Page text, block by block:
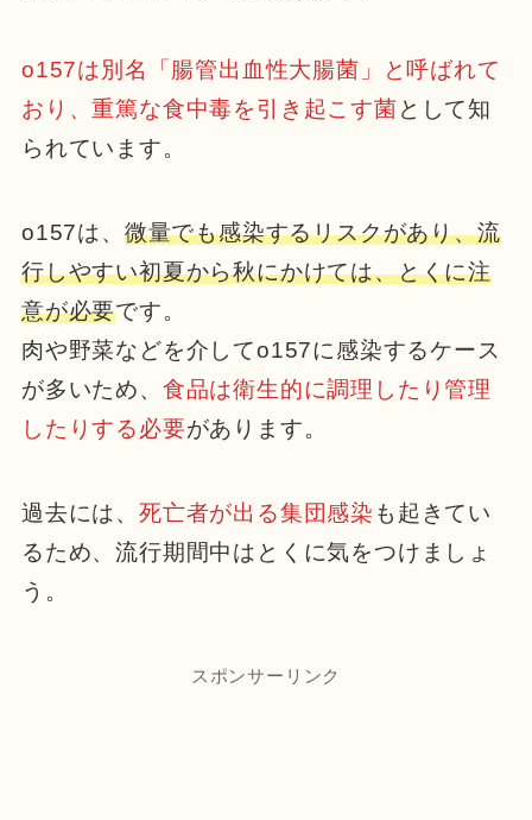
o157は別名「腸管出血性大腸菌」と呼ばれて
おり、重篤な食中毒を引き起こす菌として知
られています。
o157は、 微量でも感染するリスクがあり、流
行しやすい初夏から秋にかけては、とくに注
意が必要です。
肉や野菜などを介してo157に感染するケース
が多いため、 食品は衛生的に調理したり管理
したりする必要があります。
過去には、 死亡者が出る集団感染 も起きてい
るため、流行期間中はとくに気をつけましょ
う。
スポンサーリンク